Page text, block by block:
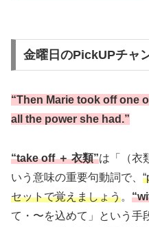
金曜日のPickUPチャ
“Then Marie took off one
all the power she had.”
“take off ＋ 衣類”は「（衣
いう意味の重要句動詞で、
セットで覚えましょう。
て・〜を込めて」という手